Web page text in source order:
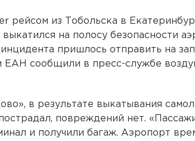
рейсом из Тобольска в
на полосу безопасности
пришлось отправить на
ЕАН сообщили в пресс-службе
в результате выкатывания
повреждений нет.
и получили багаж. Аэропорт